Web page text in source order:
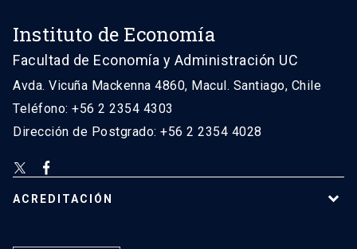
Instituto de Economía
Facultad de Economía y Administración UC
Avda. Vicuña Mackenna 4860, Macul. Santiago, Chile
Teléfono: +56 2 2354 4303
Dirección de Postgrado: +56 2 2354 4028
ACREDITACIÓN